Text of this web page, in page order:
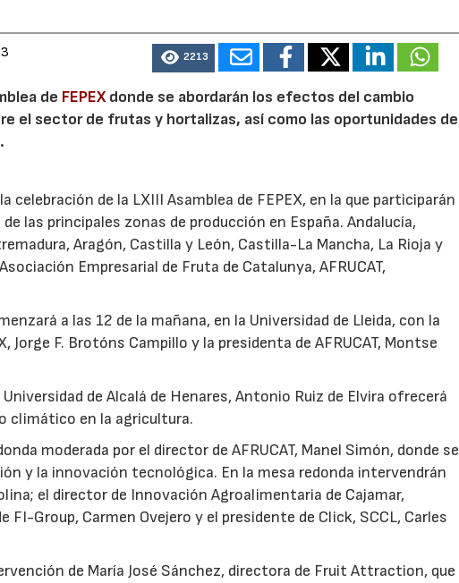
2213
de FEPEXdonde se abordarán los efectos del cambio
el sector de frutas y hortalizas, así como las oportunidades de
celebración de la LXIII Asamblea de FEPEX, en la que participarán
las principales zonas de producción en España. Andalucía,
Aragón, Castilla y León, Castilla-La Mancha, La Rioja y
Empresarial de Fruta de Catalunya, AFRUCAT,
a las 12 de la mañana, en la Universidad de Lleida, con la
Jorge F. Brotóns Campillo y la presidenta de AFRUCAT, Montse
de Alcalá de Henares, Antonio Ruiz de Elvira ofrecerá
climático en la agricultura.
moderada por el director de AFRUCAT, Manel Simón, donde se
y la innovación tecnológica. En la mesa redonda intervendrán
el director de Innovación Agroalimentaria de Cajamar,
Group, Carmen Ovejero y el presidente de Click, SCCL, Carles
de María José Sánchez, directora de Fruit Attraction, que